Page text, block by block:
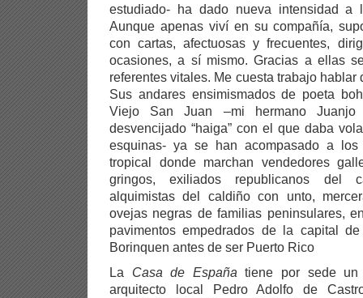
estudiado- ha dado nueva intensidad a
Aunque apenas viví en su compañía,
con cartas, afectuosas y frecuentes,
ocasiones, a sí mismo. Gracias a ellas
referentes vitales. Me cuesta trabajo
Sus andares ensimismados de poeta
Viejo San Juan –mi hermano
desvencijado “haiga” con el que daba
esquinas- ya se han acompasado a
tropical donde marchan vendedores
gringos, exiliados republicanos del
alquimistas del caldiño con unto,
ovejas negras de familias peninsulares,
pavimentos empedrados de la capital
Borinquen antes de ser Puerto Rico
La Casa de España tiene por sede un
arquitecto local Pedro Adolfo de